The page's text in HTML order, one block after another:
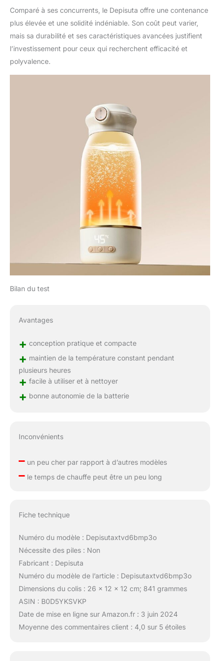
parents occupés qui
recherchent une solution
pratique pour nourrir leur
Comparé à ses concurrents, le Depisuta offre une contenance
plus élevée et une solidité indéniable. Son coût peut varier,
mais sa durabilité et ses caractéristiques avancées justifient
l’investissement pour ceux qui recherchent efficacité et
polyvalence.
Bilan du test
Avantages
+ conception pratique et compacte
+ maintien de la température constant pendant
plusieurs heures
+ facile à utiliser et à nettoyer
+ bonne autonomie de la batterie
Inconvénients
–un peu cher par rapport à d’autres modèles
–le temps de chauffe peut être un peu long
Fiche technique
Numéro du modèle : Depisutaxtvd6bmp3o
Nécessite des piles : Non
Fabricant : Depisuta
Numéro du modèle de l’article : Depisutaxtvd6bmp3o
Dimensions du colis : 26 x 12 x 12 cm; 841 grammes
ASIN : B0D5YKSVKP
Date de mise en ligne sur Amazon.fr : 3 juin 2024
Moyenne des commentaires client : 4,0 sur 5 étoiles